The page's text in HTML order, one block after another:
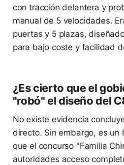
con tracción delantera y
manual de 5 velocidades.
puertas y 5 plazas,
para bajo coste y facilidad
¿Es cierto que el
"robó" el diseño del
No existe evidencia
directo. Sin embargo, es un
que el concurso "Familia
autoridades acceso